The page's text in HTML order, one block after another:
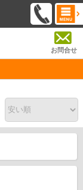
お問合せ